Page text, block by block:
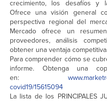
crecimiento, los desafíos y
Ofrece una visión general
perspectiva regional del
Mercado ofrece un
proveedores, análisis
obtener una ventaja
Para comprender cómo se
informe. Obtenga una
en:
covid19/15615094
La lista de los PRINCIPALES